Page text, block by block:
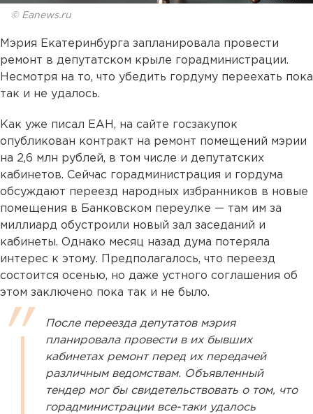
© Eanews.ru
Мэрия Екатеринбурга запланировала провести
ремонт в депутатском крыле горадминистрации.
Несмотря на то, что убедить гордуму переехать пока
так и не удалось.
Как уже писал ЕАН, на сайте госзакупок
опубликован контракт на ремонт помещений мэрии
на 2,6 млн рублей, в том числе и депутатских
кабинетов. Сейчас горадминистрация и гордума
обсуждают переезд народных избранников в новые
помещения в Банковском переулке — там им за
миллиард обустроили новый зал заседаний и
кабинеты. Однако месяц назад дума потеряла
интерес к этому. Предполагалось, что переезд
состоится осенью, но даже устного соглашения об
этом заключено пока так и не было.
После переезда депутатов мэрия
планировала провести в их бывших
кабинетах ремонт перед их передачей
различным ведомствам. Объявленный
тендер мог бы свидетельствовать о том, что
горадминистрации все-таки удалось